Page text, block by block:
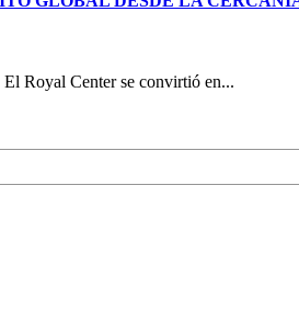
Royal Center se convirtió en...